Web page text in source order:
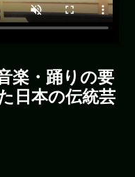
楽・踊りの要
日本の伝統芸